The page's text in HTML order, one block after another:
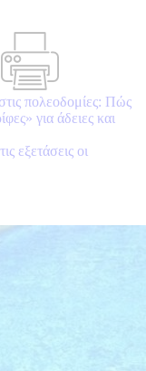
πολεοδομίες: Πώς
για άδειες και
εξετάσεις οι